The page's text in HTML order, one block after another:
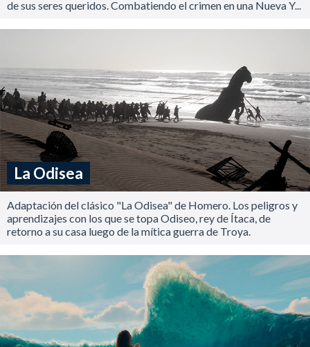
de sus seres queridos. Combatiendo el crimen en una Nueva Y...
La Odisea
Adaptación del clásico "La Odisea" de Homero. Los peligros y
aprendizajes con los que se topa Odiseo, rey de Ítaca, de
retorno a su casa luego de la mítica guerra de Troya.